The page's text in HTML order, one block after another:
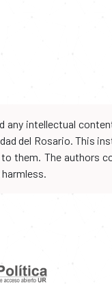
any intellectual
del Rosario. This
them. The authors